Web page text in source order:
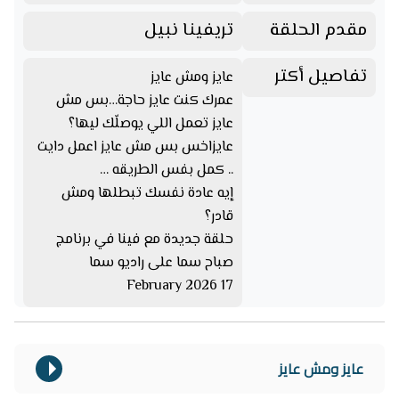
مقدم الحلقة
تريفينا نبيل
تفاصيل أكتر
عايز ومش عايز
عمرك كنت عايز حاجة…بس مش
عايز تعمل اللي يوصلّك ليها؟
عايزاخس بس مش عايز اعمل دايت
.. كمل بفس الطريقه …
إيه عادة نفسك تبطلها ومش
قادر؟
حلقة جديدة مع فينا في برنامج
صباح سما على راديو سما
17 February 2026
عايز ومش عايز